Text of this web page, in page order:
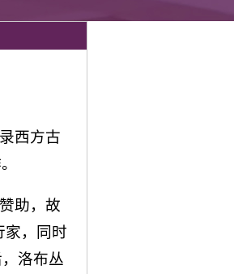
西方古
助，故
家，同时
洛布丛